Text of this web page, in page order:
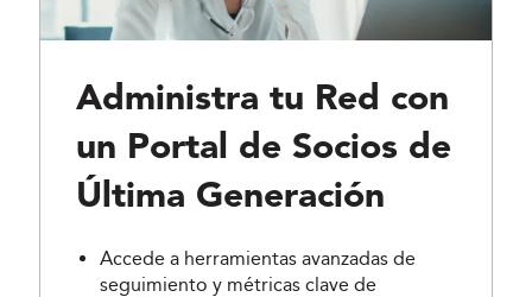
Administra tu Red con
un Portal de Socios de
Última Generación
Accede a herramientas avanzadas de
seguimiento y métricas clave de